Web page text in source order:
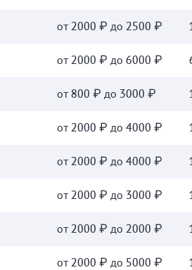
от 2000 ₽ до 2500 ₽
от 2000 ₽ до 6000 ₽
от 800 ₽ до 3000 ₽
от 2000 ₽ до 4000 ₽
от 2000 ₽ до 4000 ₽
от 2000 ₽ до 3000 ₽
от 2000 ₽ до 2000 ₽
от 2000 ₽ до 5000 ₽